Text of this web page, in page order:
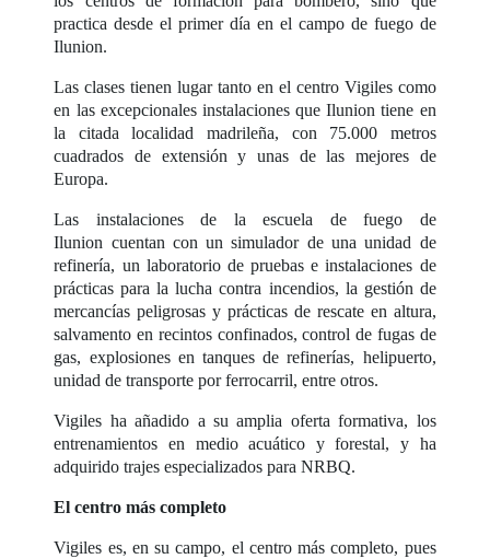
practica desde el primer día en el campo de fuego de
Ilunion.
Las clases tienen lugar tanto en el centro Vigiles como
en las excepcionales instalaciones que Ilunion tiene en
la citada localidad madrileña, con 75.000 metros
cuadrados de extensión y unas de las mejores de
Europa.
Las instalaciones de la escuela de fuego de
Ilunion cuentan con un simulador de una unidad de
refinería, un laboratorio de pruebas e instalaciones de
prácticas para la lucha contra incendios, la gestión de
mercancías peligrosas y prácticas de rescate en altura,
salvamento en recintos confinados, control de fugas de
gas, explosiones en tanques de refinerías, helipuerto,
unidad de transporte por ferrocarril, entre otros.
Vigiles ha añadido a su amplia oferta formativa, los
entrenamientos en medio acuático y forestal, y ha
adquirido trajes especializados para NRBQ.
El centro más completo
Vigiles es, en su campo, el centro más completo, pues